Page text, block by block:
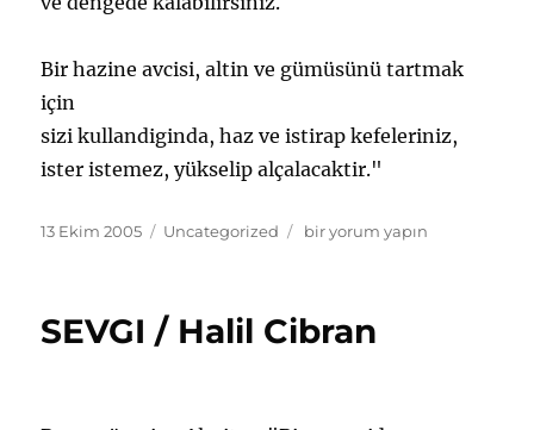
Bir hazine avcisi, altin ve gümüsünü tartmak
için
sizi kullandiginda, haz ve istirap kefeleriniz,
ister istemez, yükselip alçalacaktir."
Yayın
13 Ekim 2005 Kategoriler
Uncategorized
HAZ
Halil
bir yorum yapın
SEVGI / Halil Cibran